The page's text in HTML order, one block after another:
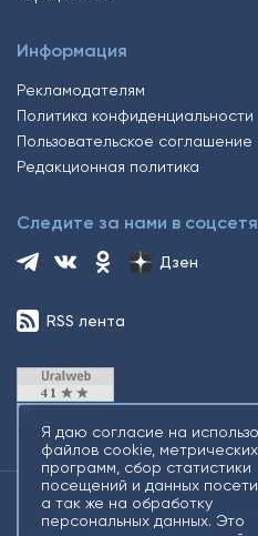
Информация
Рекламодателям
Политика конфиденциальности
Пользовательское соглашение
Редакционная политика
Следите за нами в
Дзен
RSS лента
2026 © Все права защищены.
агентство «Югорский снегирь» +16
Я даю согласие на
файлов cookie, метрических
программ, сбор статистики
посещений и данных
а так же на обработку
персональных данных. Это